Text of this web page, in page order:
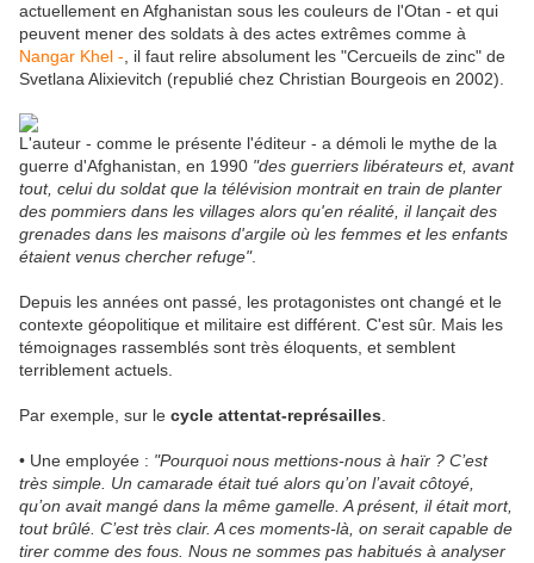
actuellement en Afghanistan sous les couleurs de l'Otan - et qui
peuvent mener des soldats à des actes extrêmes comme à
Nangar Khel - , il faut relire absolument les "Cercueils de zinc" de
Svetlana Alixievitch (republié chez Christian Bourgeois en 2002).
L'auteur - comme le présente l'éditeur - a démoli le mythe de la
guerre d'Afghanistan, en 1990 "des guerriers libérateurs et, avant
tout, celui du soldat que la télévision montrait en train de planter
des pommiers dans les villages alors qu'en réalité, il lançait des
grenades dans les maisons d'argile où les femmes et les enfants
étaient venus chercher refuge".
Depuis les années ont passé, les protagonistes ont changé et le
contexte géopolitique et militaire est différent. C'est sûr. Mais les
témoignages rassemblés sont très éloquents, et semblent
terriblement actuels.
Par exemple, sur le cycle attentat-représailles
• Une employée : "Pourquoi nous mettions-nous à haïr ? C’est
très simple. Un camarade était tué alors qu’on l’avait côtoyé,
qu’on avait mangé dans la même gamelle. A présent, il était mort,
tout brûlé. C’est très clair. A ces moments-là, on serait capable de
tirer comme des fous. Nous ne sommes pas habitués à analyser